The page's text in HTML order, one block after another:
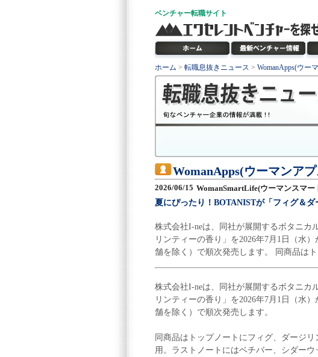
ベンチャー転職サイト
ホーム > 転職息抜きニュース > WomanApps(ウー
WomanApps(ウーマンア
2026/06/15 WomanSmartLife(ウーマンスマー
夏にぴったり！BOTANISTが「フィグ＆
株式会社I-neは、同社が展開するボタニカ
リンティーの香り」を2026年7月1日（水
舗を除く）で順次発売します。 同商品は
株式会社I-neは、同社が展開するボタニカ
リンティーの香り」を2026年7月1日（水
舗を除く）で順次発売します。
同商品はトップノートにフィグ、ダージ
用。ラストノートにはベチバー、シダー